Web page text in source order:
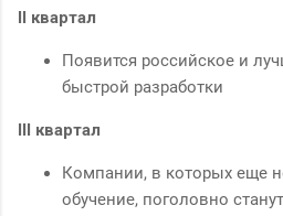
II квартал
Появится российское и
быстрой разработки
III квартал
Компании, в которых еще
обучение, поголовно